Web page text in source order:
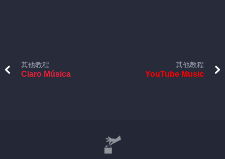
其他教程
Claro Música
其他教程
YouTube Music